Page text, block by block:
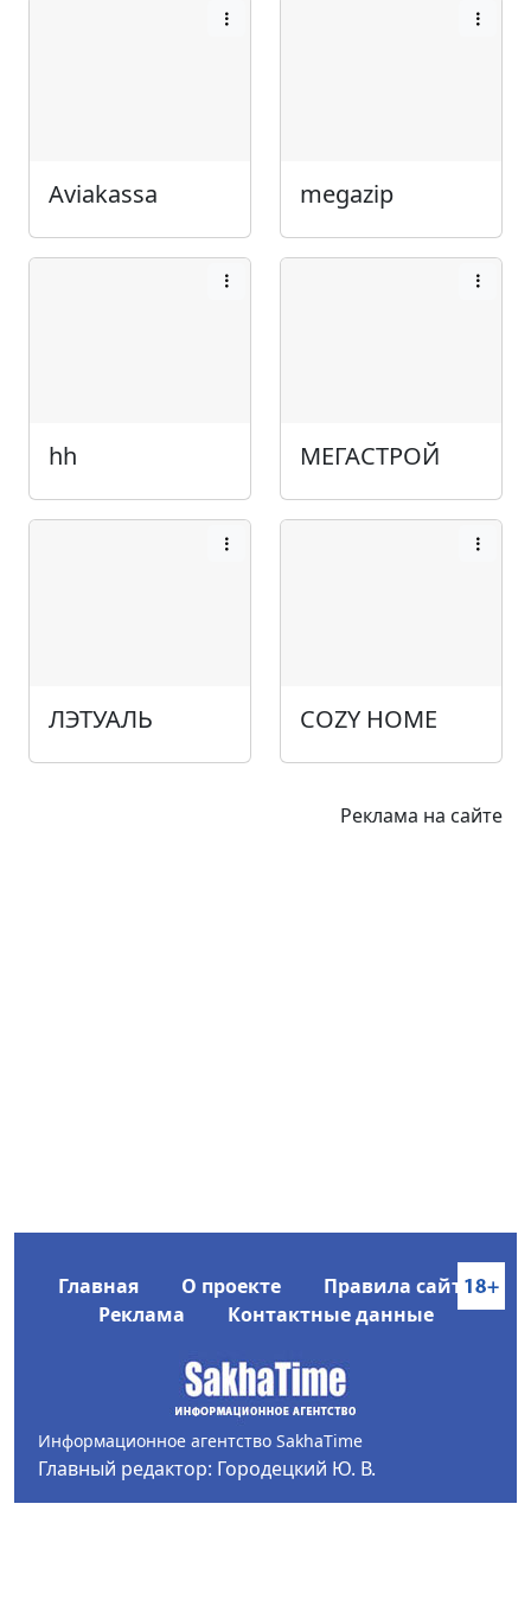
Aviakassa megazip
hh МЕГАСТРОЙ
ЛЭТУАЛЬ COZY HOME
Реклама на сайте
Главная О проекте
Правила сайта
Реклама
Контактные данные
Информационное агентство SakhaTime
Главный редактор: Городецкий Ю. В.